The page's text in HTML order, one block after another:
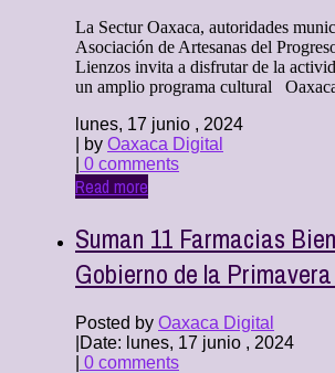
La Sectur Oaxaca, autoridades
Asociación de Artesanas del
Lienzos invita a disfrutar de la
un amplio programa cultural
lunes, 17 junio , 2024
| by Oaxaca Digital
0 comments
Read more
Suman 11 Farmacias
Gobierno de la
Posted by Oaxaca Digital
Date: lunes, 17 junio , 2024
0 comments